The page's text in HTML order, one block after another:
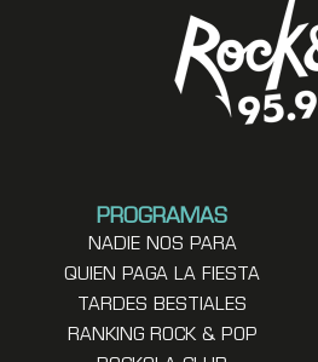
PROGRAMAS
NADIE NOS PARA
QUIEN PAGA LA FIESTA
TARDES BESTIALES
RANKING ROCK & POP